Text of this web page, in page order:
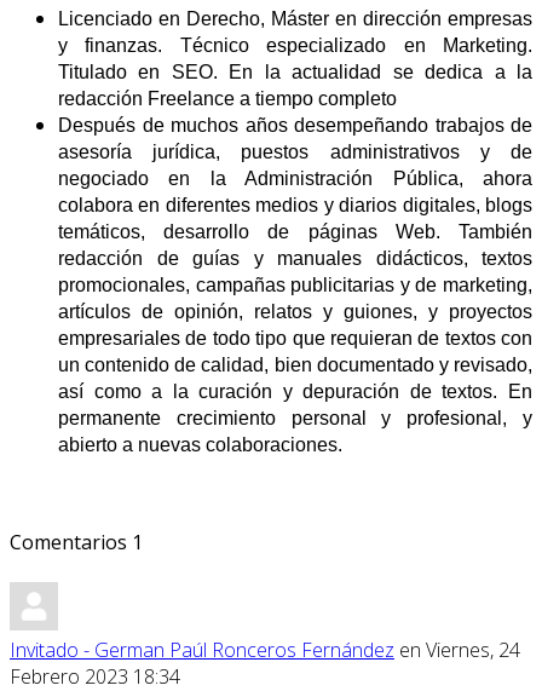
Licenciado en Derecho, Máster en dirección empresas
y finanzas. Técnico especializado en Marketing.
Titulado en SEO. En la actualidad se dedica a la
redacción Freelance a tiempo completo
Después de muchos años desempeñando trabajos de
asesoría jurídica, puestos administrativos y de
negociado en la Administración Pública, ahora
colabora en diferentes medios y diarios digitales, blogs
temáticos, desarrollo de páginas Web. También
redacción de guías y manuales didácticos, textos
promocionales, campañas publicitarias y de marketing,
artículos de opinión, relatos y guiones, y proyectos
empresariales de todo tipo que requieran de textos con
un contenido de calidad, bien documentado y revisado,
así como a la curación y depuración de textos. En
permanente crecimiento personal y profesional, y
abierto a nuevas colaboraciones.
Comentarios 1
Invitado - German Paúl Ronceros Fernández en Viernes, 24
Febrero 2023 18:34